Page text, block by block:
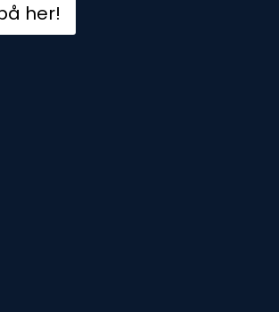
her!